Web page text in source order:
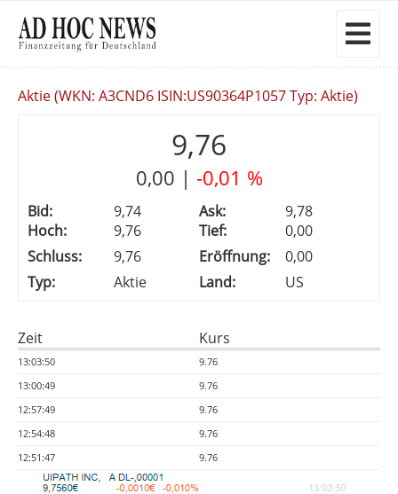
Aktie (WKN: A3CND6 ISIN:US90364P1057 Typ: Aktie)
9,76
0,00 | -0,01 %
Bid: 9,74 Ask:
9,78
Hoch:
9,76 Tief:
0,00
Schluss:
9,76 Eröffnung:
0,00
Typ:
Aktie Land: US
Zeit Kurs
13:03:50
9.76
13:00:49
9.76
12:57:49
9.76
12:54:48
9.76
12:51:47
9.76